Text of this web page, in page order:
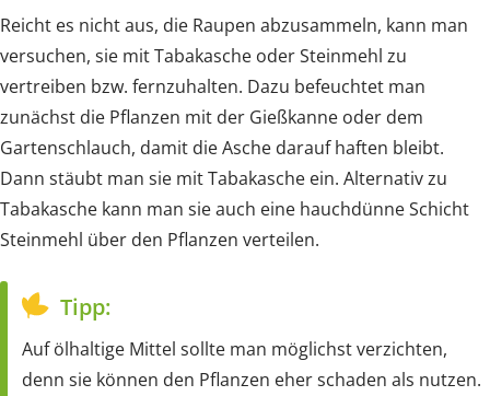
Reicht es nicht aus, die Raupen abzusammeln, kann man
versuchen, sie mit Tabakasche oder Steinmehl zu
vertreiben bzw. fernzuhalten. Dazu befeuchtet man
zunächst die Pflanzen mit der Gießkanne oder dem
Gartenschlauch, damit die Asche darauf haften bleibt.
Dann stäubt man sie mit Tabakasche ein. Alternativ zu
Tabakasche kann man sie auch eine hauchdünne Schicht
Steinmehl über den Pflanzen verteilen.
Tipp:
Auf ölhaltige Mittel sollte man möglichst verzichten,
denn sie können den Pflanzen eher schaden als nutzen.